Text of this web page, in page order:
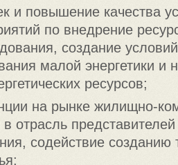
и повышение качества
по внедрение
создание
малой энергетики и
ресурсов;
на рынке жилищно-
отрасль представителей
содействие созданию